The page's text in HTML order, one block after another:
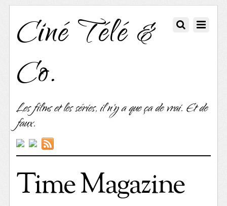
Ciné Télé &
Co.
Les films et les séries, il n'y a que ça de vrai. Et de
faux.
Time Magazine